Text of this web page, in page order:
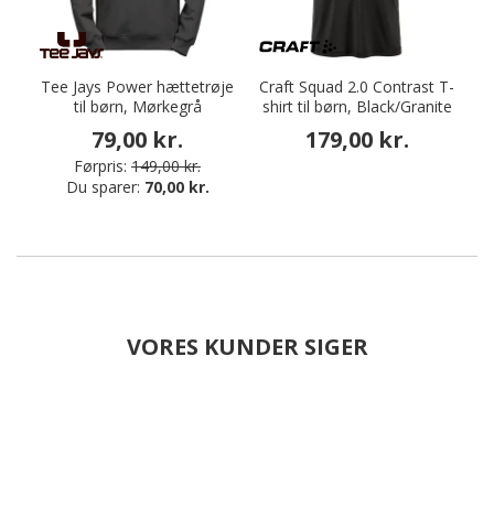
Tee Jays Power hættetrøje
til børn, Mørkegrå
79,00 kr.
Førpris: 149,00 kr.
Du sparer: 70,00 kr.
Craft Squad 2.0 Contrast T-
shirt til børn, Black/Granite
179,00 kr.
VORES KUNDER SIGER